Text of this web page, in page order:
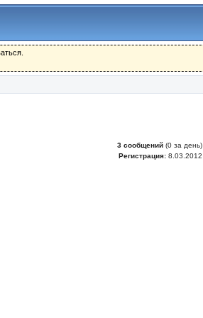
3 сообщений(0 за день)
Регистрация:8.03.2012